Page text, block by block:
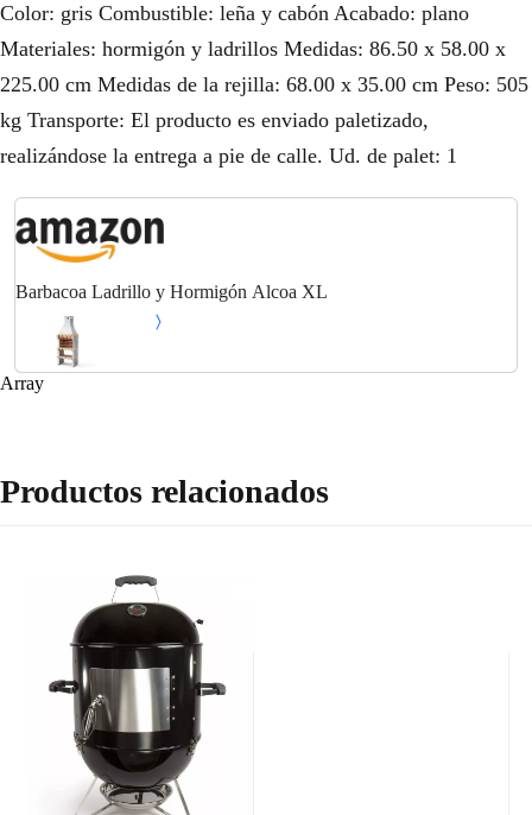
Color: gris Combustible: leña y cabón Acabado: plano
Materiales: hormigón y ladrillos Medidas: 86.50 x 58.00 x
225.00 cm Medidas de la rejilla: 68.00 x 35.00 cm Peso: 505
kg Transporte: El producto es enviado paletizado,
realizándose la entrega a pie de calle. Ud. de palet: 1
Barbacoa Ladrillo y Hormigón Alcoa XL
Array
Productos relacionados